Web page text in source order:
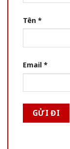
Tên *
Email *